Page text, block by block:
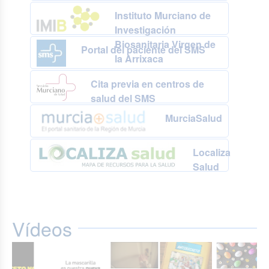
Instituto Murciano de
Investigación
Biosanitaria Virgen de
la Arrixaca
Portal del paciente del SMS
Cita previa en centros de
salud del SMS
MurciaSalud
Localiza
Salud
Vídeos